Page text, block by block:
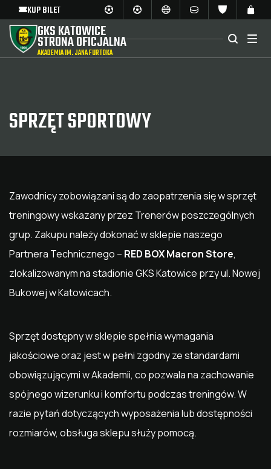
KUP BILET
GKS KATOWICE
STRONA OFICJALNA
AKADEMIA IM. JANA FURTOKA
SPRZĘT SPORTOWY
Zawodnicy zobowiązani są do zaopatrzenia się w sprzęt
treningowy wskazany przez Trenerów poszczególnych
grup. Zakupu należy dokonać w sklepie naszego
Partnera Technicznego – RED BOX Macron Store,
zlokalizowanym na stadionie GKS Katowice przy ul. Nowej
Bukowej w Katowicach.
Sprzęt dostępny w sklepie spełnia wymagania
jakościowe oraz jest w pełni zgodny ze standardami
obowiązującymi w Akademii, co pozwala na zachowanie
spójnego wizerunku i komfortu podczas treningów. W
razie pytań dotyczących wyposażenia lub dostępności
rozmiarów, obsługa sklepu służy pomocą.